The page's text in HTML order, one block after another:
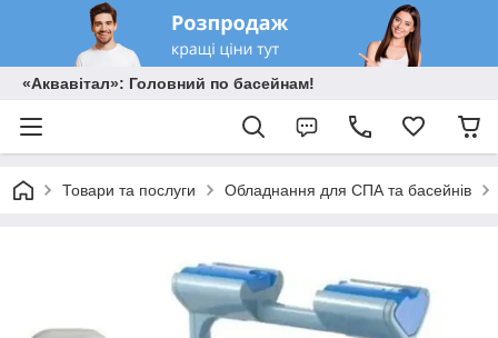
«Аквавітал»: Головний по басейнам!
Товари та послуги Обладнання для СПА та басейнів